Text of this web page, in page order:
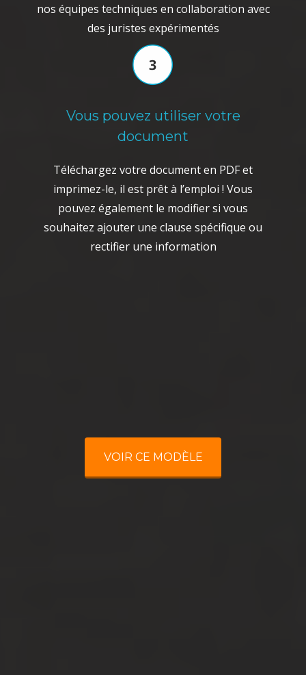
nos équipes techniques en collaboration avec
des juristes expérimentés
Vous pouvez utiliser votre
document
Téléchargez votre document en PDF et
imprimez-le, il est prêt à l’emploi ! Vous
pouvez également le modifier si vous
souhaitez ajouter une clause spécifique ou
rectifier une information
VOIR CE MODÈLE